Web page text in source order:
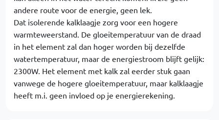
andere route voor de energie, geen lek.
Dat isolerende kalklaagje zorg voor een hogere
warmteweerstand. De gloeitemperatuur van de draad
in het element zal dan hoger worden bij dezelfde
watertemperatuur, maar de energiestroom blijft gelijk:
2300W. Het element met kalk zal eerder stuk gaan
vanwege de hogere gloeitemperatuur, maar kalklaagje
heeft m.i. geen invloed op je energierekening.